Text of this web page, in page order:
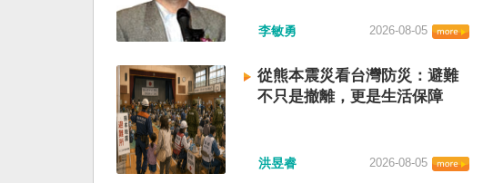
李敏勇 2026-08-05
從熊本震災看台灣防災：避難
不只是撤離，更是生活保障
洪昱睿 2026-08-05